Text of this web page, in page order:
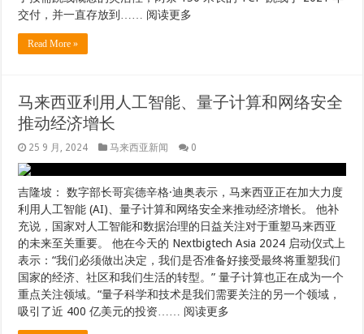
交付，并一直存放到…… 阅读更多
Read More »
马来西亚利用人工智能、量子计算和网络安全
推动经济增长
25 9 月, 2024 马来西亚新闻 0
吉隆坡： 数字部长哥宾德辛格·迪奥表示，马来西亚正在加大力度
利用人工智能 (AI)、量子计算和网络安全来推动经济增长。 他补
充说，国家对人工智能和数据治理的日益关注对于重塑马来西亚
的未来至关重要。 他在今天的 Nextbigtech Asia 2024 启动仪式上
表示：“我们必须做出决定，我们是否准备好接受最终将重塑我们
国家的经济、社区和我们生活的转型。” 量子计算也正在成为一个
重点关注领域。“量子科学和技术是我们需要关注的另一个领域，
吸引了近 400 亿美元的投资…… 阅读更多